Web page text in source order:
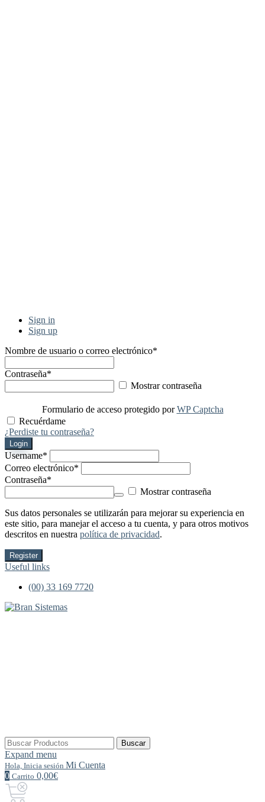
Sign in
Sign up
Nombre de usuario o correo electrónico*
Contraseña*
Mostrar contraseña
Formulario de acceso protegido porWP Captcha
Recuérdame
¿Perdiste tu contraseña?
Login
Username*
Correo electrónico*
Contraseña*
Mostrar contraseña
Sus datos personales se utilizarán para mejorar su experiencia en
este sitio, para manejar el acceso a tu cuenta, y para otros motivos
descritos en nuestra política de privacidad.
Register
Useful links
(00) 33 169 7720
Buscar
por:
Buscar
Expand menu
Hola, Inicia sesión Mi Cuenta
0 Carrito 0,00€